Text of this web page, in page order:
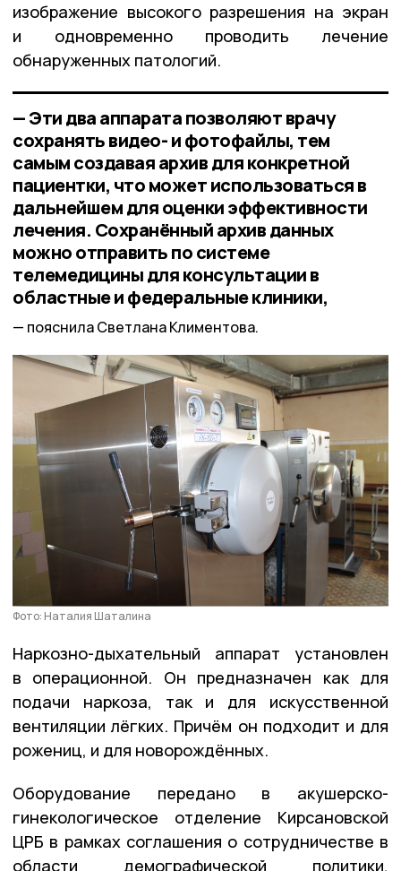
изображение высокого разрешения на экран
и одновременно проводить лечение
обнаруженных патологий.
— Эти два аппарата позволяют врачу
сохранять видео- и фотофайлы, тем
самым создавая архив для конкретной
пациентки, что может использоваться в
дальнейшем для оценки эффективности
лечения. Сохранённый архив данных
можно отправить по системе
телемедицины для консультации в
областные и федеральные клиники,
пояснила Светлана Климентова.
Фото: Наталия Шаталина
Наркозно-дыхательный аппарат установлен
в операционной. Он предназначен как для
подачи наркоза, так и для искусственной
вентиляции лёгких. Причём он подходит и для
рожениц, и для новорождённых.
Оборудование передано в акушерско-
гинекологическое отделение Кирсановской
ЦРБ в рамках соглашения о сотрудничестве в
области демографической политики,